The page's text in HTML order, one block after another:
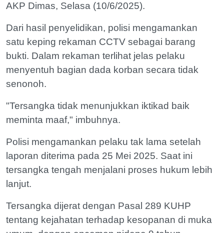
AKP Dimas, Selasa (10/6/2025).
Dari hasil penyelidikan, polisi mengamankan
satu keping rekaman CCTV sebagai barang
bukti. Dalam rekaman terlihat jelas pelaku
menyentuh bagian dada korban secara tidak
senonoh.
"Tersangka tidak menunjukkan iktikad baik
meminta maaf," imbuhnya.
Polisi mengamankan pelaku tak lama setelah
laporan diterima pada 25 Mei 2025. Saat ini
tersangka tengah menjalani proses hukum lebih
lanjut.
Tersangka dijerat dengan Pasal 289 KUHP
tentang kejahatan terhadap kesopanan di muka